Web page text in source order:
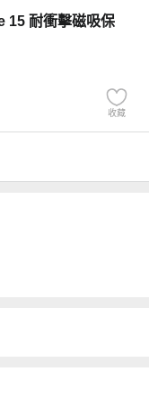
15 耐衝擊磁吸保
收藏